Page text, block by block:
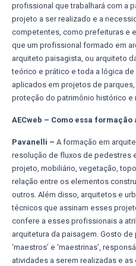
profissional que trabalhará com a
projeto a ser realizado e a
competentes, como prefeituras e
que um profissional formado em
arquiteto paisagista, ou arquiteto
teórico e prático e toda a lógica
aplicados em projetos de parques,
proteção do patrimônio histórico e
AECweb – Como essa
Pavanelli – A formação em
resolução de fluxos de pedestres
projeto, mobiliário, vegetação,
relação entre os elementos
outros. Além disso, arquitetos e
técnicos que assinam esses
confere a esses profissionais a
arquitetura da paisagem. Gosto
‘maestros’ e ‘maestrinas’,
atividades a serem realizadas e